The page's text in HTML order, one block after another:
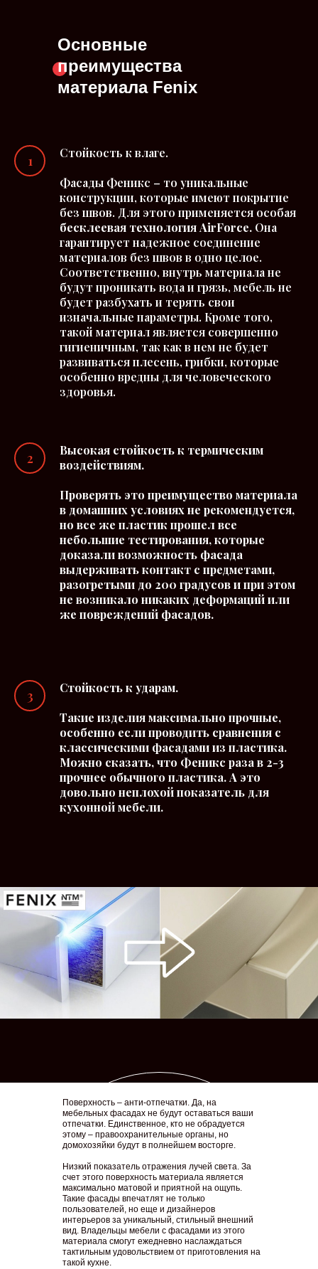
Основные
преимущества
материала Fenix
Стойкость к влаге.
Фасады Феникс – то уникальные
конструкции, которые имеют покрытие
без швов. Для этого применяется особая
бесклеевая технология AirForce. Она
гарантирует надежное соединение
материалов без швов в одно целое.
Соответственно, внутрь материала не
будут проникать вода и грязь, мебель не
будет разбухать и терять свои
изначальные параметры. Кроме того,
такой материал является совершенно
гигиеничным, так как в нем не будет
развиваться плесень, грибки, которые
особенно вредны для человеческого
здоровья.
Высокая стойкость к термическим
воздействиям.
Проверять это преимущество материала
в домашних условиях не рекомендуется,
но все же пластик прошел все
небольшие тестирования, которые
доказали возможность фасада
выдерживать контакт с предметами,
разогретыми до 200 градусов и при этом
не возникало никаких деформаций или
же повреждений фасадов.
Стойкость к ударам.
Такие изделия максимально прочные,
особенно если проводить сравнения с
классическими фасадами из пластика.
Можно сказать, что Феникс раза в 2-3
прочнее обычного пластика. А это
довольно неплохой показатель для
кухонной мебели.
Поверхность – анти-отпечатки. Да, на
мебельных фасадах не будут оставаться ваши
отпечатки. Единственное, кто не обрадуется
этому – правоохранительные органы, но
домохозяйки будут в полнейшем восторге.
Низкий показатель отражения лучей света. За
счет этого поверхность материала является
максимально матовой и приятной на ощупь.
Такие фасады впечатлят не только
пользователей, но еще и дизайнеров
интерьеров за уникальный, стильный внешний
вид. Владельцы мебели с фасадами из этого
материала смогут ежедневно наслаждаться
тактильным удовольствием от приготовления на
такой кухне.